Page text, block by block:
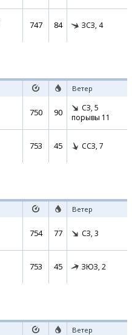
747 84 ЗСЗ, 4
Ветер
750 90 СЗ, 5
порывы 11
753 45 ССЗ, 7
Ветер
754 77 СЗ, 3
753 45 ЗЮЗ, 2
Ветер